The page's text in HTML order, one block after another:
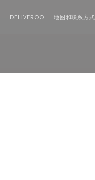
((在新窗口中打开))
DELIVEROO ((在新窗口中打开))
地图和联系方式